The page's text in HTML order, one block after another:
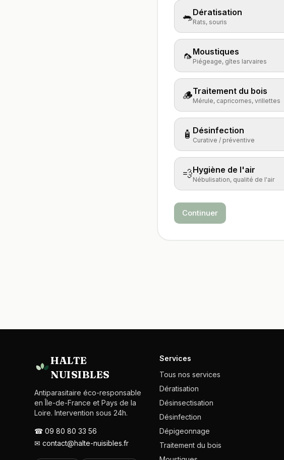
🐀Dératisation
Rats, souris
🦟Moustiques
Piégeage, gîtes larvaires
🪵Traitement du bois
Mérule, capricornes, vrillettes
🧴 Désinfection
Curative / préventive
💨Hygiène de l'air
Nébulisation, qualité de l'air
Continuer
HALTE
NUISIBLES
Antiparasitaire éco-responsable
en Île-de-France et Pays de la
Loire. Intervention sous 24h.
☎ 09 80 80 33 56
✉ contact@halte-nuisibles.fr
Services
Tous nos services
Dératisation
Désinsectisation
Désinfection
Dépigeonnage
Traitement du bois